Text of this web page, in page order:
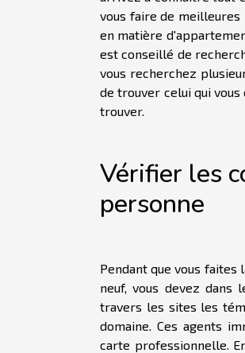
vous faire de meilleures
en matière
est conseillé de
vous recherchez
de trouver celui qui
trouver.
Vérifier les
personne
Pendant que vous
neuf, vous devez dans
travers les sites les
domaine. Ces agents
carte professionnelle.